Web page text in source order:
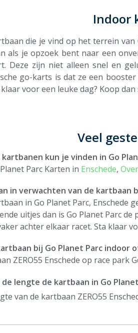
Indoor
die je vind op het terrein van
als je opzoek bent naar een
Deze zijn niet alleen snel en
go-karts is dat ze een
voor een leuke dag? Koop
Veel
kartbanen kun je vinden in Go
Parc Karten in Enschede,
in verwachten van de kartbaan
in Go Planet Parc, Enschede
uitjes dan is Go Planet Parc
achter elkaar racet. Sta klaar
bij Go Planet Parc indoor
ZERO55 Enschede op race park
de lengte de kartbaan in Go
van de kartbaan ZERO55